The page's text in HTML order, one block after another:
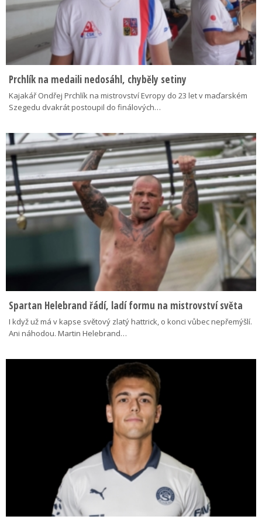
Prchlík na medaili nedosáhl, chyběly setiny
Kajakář Ondřej Prchlík na mistrovství Evropy do 23 let v maďarském
Szegedu dvakrát postoupil do finálových…
Spartan Helebrand řádí, ladí formu na mistrovství světa
I když už má v kapse světový zlatý hattrick, o konci vůbec nepřemýšlí.
Ani náhodou. Martin Helebrand…